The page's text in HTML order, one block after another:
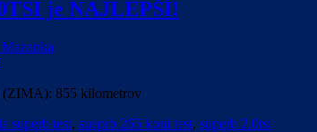
je NAJLEPŠÍ!
(ZIMA): 855 kilometrov
superb test, sueprb 265 koni test, superb 2.0tsi